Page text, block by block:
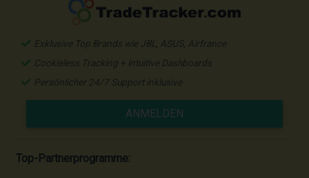
Exklusive Top Brands wie JBL, ASUS, Airfrance
Cookieless Tracking + intuitive Dashboards
Persönlicher 24/7 Support inklusive
ANMELDEN
Top-Partnerprogramme: